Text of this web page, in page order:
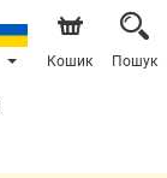
Кошик Пошук